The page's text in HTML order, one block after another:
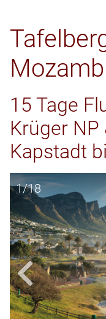
15 Tage
Krüger
Kapstadt
1/18